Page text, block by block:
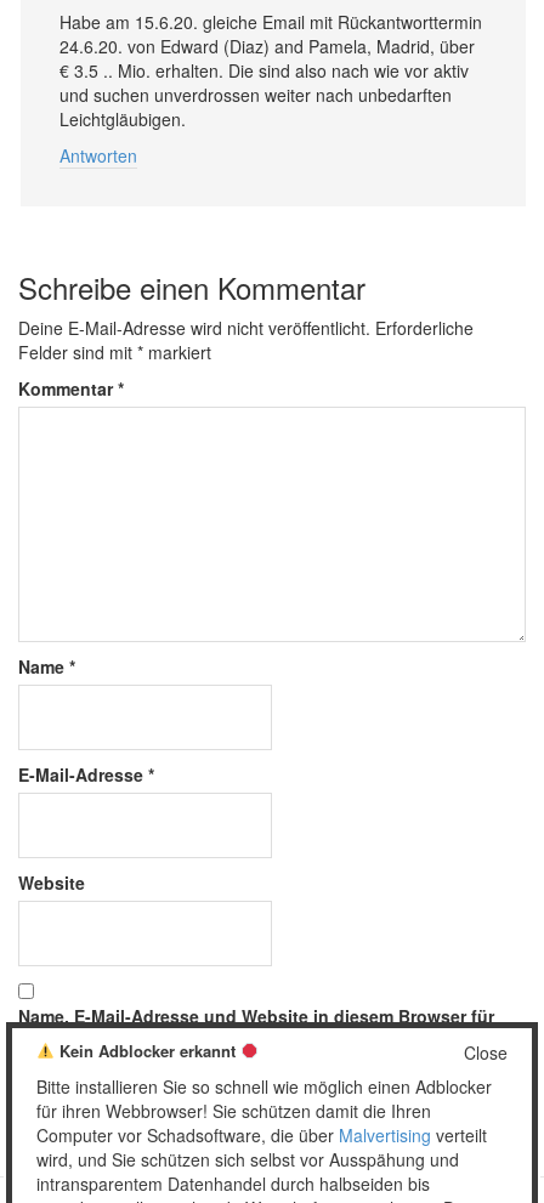
Habe am 15.6.20. gleiche Email mit Rückantworttermin
24.6.20. von Edward (Diaz) and Pamela, Madrid, über
€ 3.5 .. Mio. erhalten. Die sind also nach wie vor aktiv
und suchen unverdrossen weiter nach unbedarften
Leichtgläubigen.
Antworten
Schreibe einen Kommentar
Deine E-Mail-Adresse wird nicht veröffentlicht. Erforderliche
Felder sind mit * markiert
Kommentar*
Name *
E-Mail-Adresse *
Website
Name, E-Mail-Adresse und Website in diesem Browser für
meinen nächsten Kommentar speichern.
Close
Kein Adblocker erkannt
Bitte installieren Sie so schnell wie möglich einen Adblocker
für ihren Webbrowser! Sie schützen damit die Ihren
Computer vor Schadsoftware, die über Malvertising verteilt
wird, und Sie schützen sich selbst vor Ausspähung und
intransparentem Datenhandel durch halbseiden bis